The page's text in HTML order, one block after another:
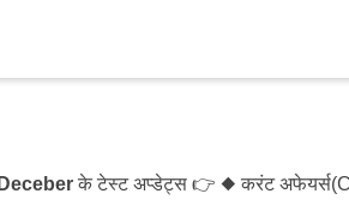
के टेस्ट अप्डेट्स 👉 ◆ करंट अफेयर्स(Current